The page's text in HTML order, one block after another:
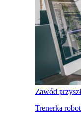
Zawód
Trenerka